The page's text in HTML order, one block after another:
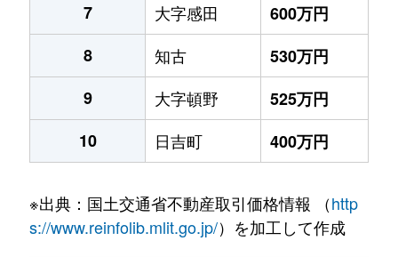
7
大字感田
600万円
8
知古
530万円
9
大字頓野
525万円
10
日吉町 400万円
※出典：国土交通省不動産取引価格情報 （http
s://www.reinfolib.mlit.go.jp/）を加工して作成